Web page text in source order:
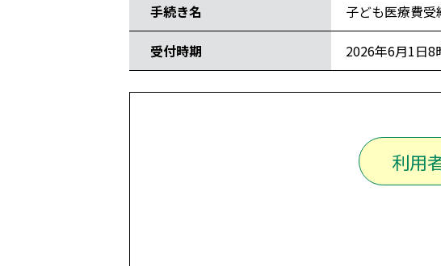
手続き名 子ども医療費受
受付時期 2026年6月1日8
利用